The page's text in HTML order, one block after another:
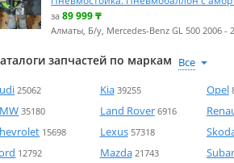
за89 999₸
Алматы, Б/у, Mercedes-Benz GL 500 2006 -
запчастей по маркам
25062
35180
15698
12792
Kia 39255
Land Rover 6916
Lexus 57318
Mazda 21743
Opel